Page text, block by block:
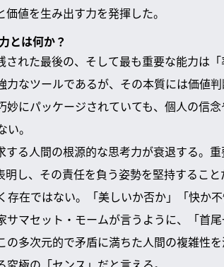
値を生み出す力を発揮した。
とは何か？
れた最後の、そして最も重要な能力は
なツールであるが、その本質には価値
にパッケージされていても、個人の信
。
る人間の根源的な思考力が衰退する。重
し、その責任を負う姿勢を堅持すること
在ではない。「美しいか否か」「快か
マセット・モームが言うように、「首
多次元的で矛盾に満ちた人間の複雑性